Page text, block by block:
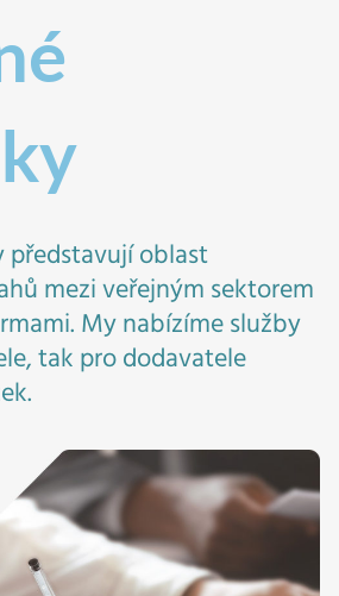
představují oblast
mezi veřejným sektorem
My nabízíme služby
tak pro dodavatele